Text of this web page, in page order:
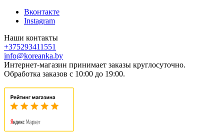
Вконтакте
Instagram
Наши контакты
+375293411551
info@koreanka.by
Интернет-магазин принимает заказы круглосуточно.
Обработка заказов с 10:00 до 19:00.